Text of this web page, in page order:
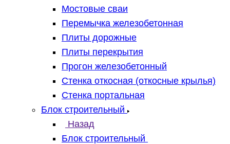
Мостовые сваи
Перемычка железобетонная
Плиты дорожные
Плиты перекрытия
Прогон железобетонный
Стенка откосная (откосные крылья)
Стенка портальная
Блок строительный
Назад
Блок строительный